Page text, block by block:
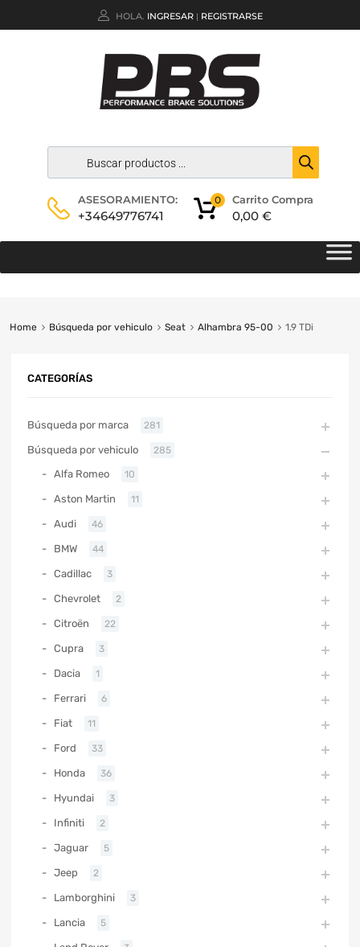
HOLA. INGRESAR | REGISTRARSE
ASESORAMIENTO:
+34649776741
Carrito Compra
0,00 €
0
Home Búsqueda por vehiculo Seat Alhambra 95-00 1.9 TDi
CATEGORÍAS
Búsqueda por marca 281
Búsqueda por vehiculo 285
Alfa Romeo 10
Aston Martin 11
Audi 46
BMW 44
Cadillac 3
Chevrolet 2
Citroën 22
Cupra 3
Dacia 1
Ferrari 6
Fiat 11
Ford 33
Honda 36
Hyundai 3
Infiniti 2
Jaguar 5
Jeep 2
Lamborghini 3
Lancia 5